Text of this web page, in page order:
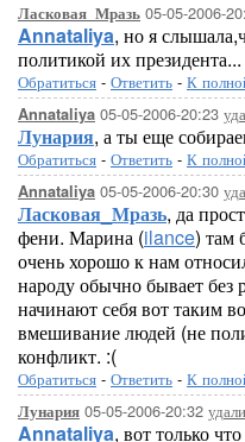
Ласковая_Мразь 05-05-2006-
Annataliya, но я
политикой их президента...
Обратиться - Ответить - К
Annataliya 05-05-2006-20:23
Лунария, а ты еще
Обратиться - Ответить - К
Annataliya 05-05-2006-20:30
Ласковая_Мразь, да
фени. Марина (ilance) там
очень хорошо к нам
народу обычно бывает
начинают себя вот таким
вмешивание людей (не
конфликт. :(
Обратиться - Ответить - К
Лунария 05-05-2006-20:32
Annataliya, вот только